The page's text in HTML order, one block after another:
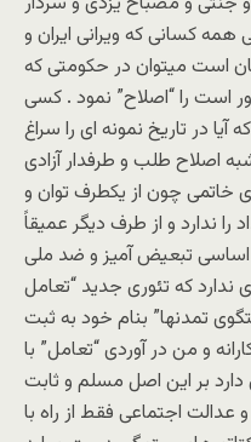
همه کسانی که ويرانی ايران و
است ميتوان در حکومتی که
است را “اصلاح” نمود . کسی
در تاريخ نمونه ای را سراغ
اصلاح طلب و طرفدار آزادی
خاتمی چون از يکطرف توان و
را ندارد و از طرف ديگر عميقاً
اساسی تبعيض آميز و ضد ملی
ندارد که تئوری جديد “تعامل
تمدنها” بنام خود به ثبت
و من در آوردی “تعامل” با
دارد بر اين اصل مسلم و ثابت
عدالت اجتماعی فقط از راه با